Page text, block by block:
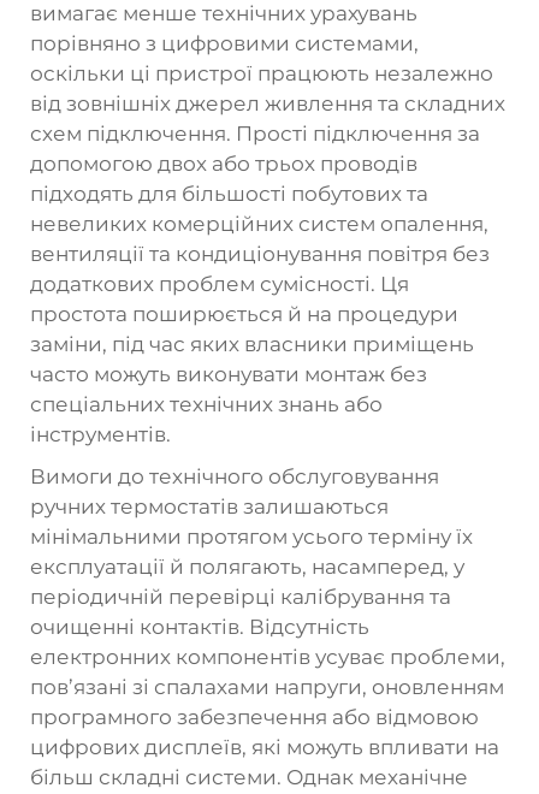
вимагає менше технічних урахувань
порівняно з цифровими системами,
оскільки ці пристрої працюють незалежно
від зовнішніх джерел живлення та складних
схем підключення. Прості підключення за
допомогою двох або трьох проводів
підходять для більшості побутових та
невеликих комерційних систем опалення,
вентиляції та кондиціонування повітря без
додаткових проблем сумісності. Ця
простота поширюється й на процедури
заміни, під час яких власники приміщень
часто можуть виконувати монтаж без
спеціальних технічних знань або
інструментів.
Вимоги до технічного обслуговування
ручних термостатів залишаються
мінімальними протягом усього терміну їх
експлуатації й полягають, насамперед, у
періодичній перевірці калібрування та
очищенні контактів. Відсутність
електронних компонентів усуває проблеми,
пов’язані зі спалахами напруги, оновленням
програмного забезпечення або відмовою
цифрових дисплеїв, які можуть впливати на
більш складні системи. Однак механічне